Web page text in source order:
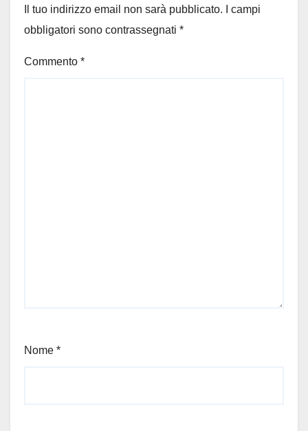
Il tuo indirizzo email non sarà pubblicato.
I campi
obbligatori sono contrassegnati *
Commento *
Nome *